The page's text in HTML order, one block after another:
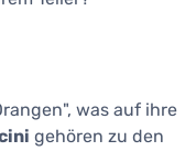
was auf ihre
gehören zu den